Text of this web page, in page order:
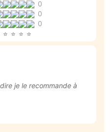
0
0
0
je le recommande à